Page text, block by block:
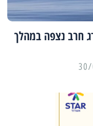
חרב נצפה במהלך